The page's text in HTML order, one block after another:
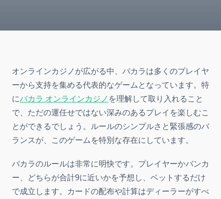
オンラインカジノが広がる中、バカラは多くのプレイヤ
ーから支持を集める代表的なゲームとなっています。特
にバカラ オンラインカジノ を理解して取り入れること
で、ただの運任せではない深みのあるプレイを楽しむこ
とができるでしょう。ルールのシンプルさと緊張感のバ
ランスが、このゲームを特別な存在にしています。
バカラのルールは非常に明快です。プレイヤーかバンカ
ー、どちらが合計9に近いかを予想し、ベットするだけ
で成立します。カードの配布や計算はディーラーがすべ